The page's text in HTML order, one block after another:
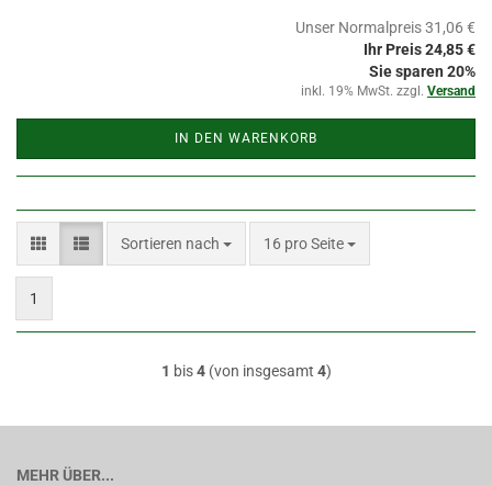
Unser Normalpreis 31,06 €
Ihr Preis 24,85 €
Sie sparen 20%
inkl. 19% MwSt. zzgl. Versand
IN DEN WARENKORB
Sortieren nach
Sortieren nach 16 pro Seite
pro Seite
1
1 bis4(von insgesamt 4)
MEHR ÜBER...